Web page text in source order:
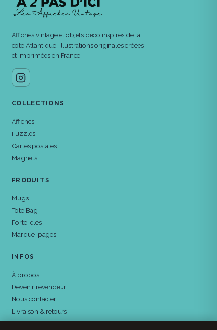
Affiches vintage et objets déco inspirés de la
côte Atlantique. Illustrations originales créées
et imprimées en France.
COLLECTIONS
Affiches
Puzzles
Cartes postales
Magnets
PRODUITS
Mugs
Tote Bag
Porte-clés
Marque-pages
INFOS
À propos
Devenir revendeur
Nous contacter
Livraison & retours
Mentions légales